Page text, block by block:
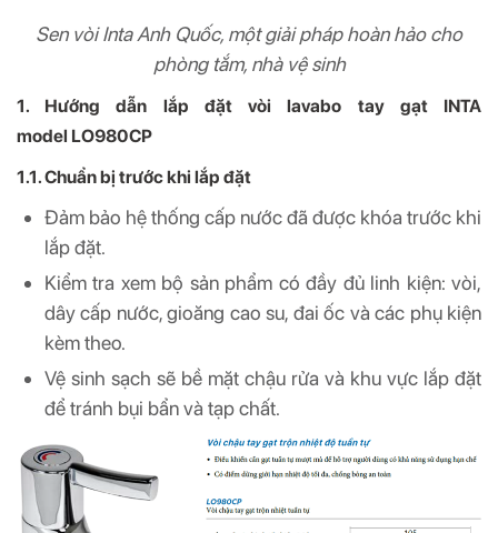
Sen vòi Inta Anh Quốc, một giải pháp hoàn hảo cho
phòng tắm, nhà vệ sinh
1. Hướng dẫn lắp đặt vòi lavabo tay gạt INTA
model LO980CP
1.1. Chuẩn bị trước khi lắp đặt
Đảm bảo hệ thống cấp nước đã được khóa trước khi
lắp đặt.
Kiểm tra xem bộ sản phẩm có đầy đủ linh kiện: vòi,
dây cấp nước, gioăng cao su, đai ốc và các phụ kiện
kèm theo.
Vệ sinh sạch sẽ bề mặt chậu rửa và khu vực lắp đặt
để tránh bụi bẩn và tạp chất.